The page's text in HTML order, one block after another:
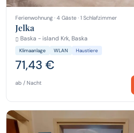
Ferienwohnung · 4 Gäste · 1 Schlafzimmer
Jelka
Baska - island Krk, Baska
Klimaanlage WLAN Haustiere
71,43 €
ab / Nacht